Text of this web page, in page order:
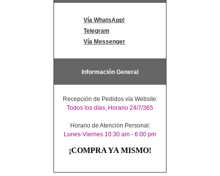
Vía WhatsApp!
Telegram
Vía Messenger
Información General
Recepción de Pedidos vía Website:
Todos los días, Horario 24/7/365
Horario de Atención Personal:
Lunes-Viernes 10:30 am - 6:00 pm
¡COMPRA YA MISMO!